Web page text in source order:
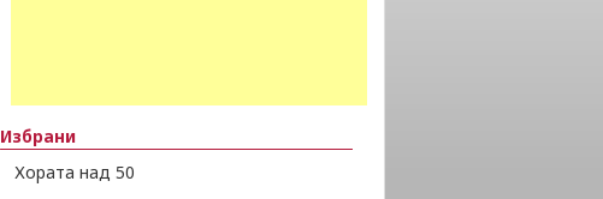
Избрани
Хората над 50